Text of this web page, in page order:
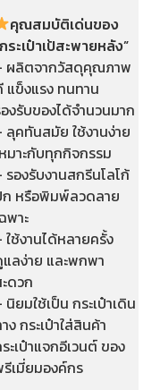
คุณสมบัติเด่นของ
ระเป๋าเป้สะพายหลัง”
ผลิตจากวัสดุคุณภาพ
แข็งแรง ทนทาน
งรับของได้จำนวนมาก
ลุคทันสมัย ใช้งานง่าย
มาะกับทุกกิจกรรม
รองรับงานสกรีนโลโก้
หรือพิมพ์ลวดลาย
พาะ
ใช้งานได้หลายครั้ง
ลง่าย และพกพา
ดวก
นิยมใช้เป็น กระเป๋าเดิน
ง กระเป๋าใส่สินค้า
ะเป๋าแจกอีเวนต์ ของ
เมี่ยมองค์กร